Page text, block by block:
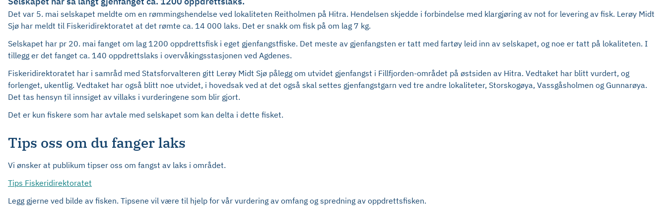
Det var 5. mai selskapet meldte om en rømmingshendelse ved lokaliteten Reitholmen på Hitra. Hendelsen skjedde i forbindelse med klargjøring av not for levering av fisk. Lerøy Midt
Sjø har meldt til Fiskeridirektoratet at det rømte ca. 14 000 laks. Det er snakk om fisk på om lag 7 kg.
Selskapet har pr 20. mai fanget om lag 1200 oppdrettsfisk i eget gjenfangstfiske. Det meste av gjenfangsten er tatt med fartøy leid inn av selskapet, og noe er tatt på lokaliteten. I
tillegg er det fanget ca. 140 oppdrettslaks i overvåkingsstasjonen ved Agdenes.
Fiskeridirektoratet har i samråd med Statsforvalteren gitt Lerøy Midt Sjø pålegg om utvidet gjenfangst i Fillfjorden-området på østsiden av Hitra. Vedtaket har blitt vurdert, og
forlenget, ukentlig. Vedtaket har også blitt noe utvidet, i hovedsak ved at det også skal settes gjenfangstgarn ved tre andre lokaliteter, Storskogøya, Vassgåsholmen og Gunnarøya.
Det tas hensyn til innsiget av villaks i vurderingene som blir gjort.
Det er kun fiskere som har avtale med selskapet som kan delta i dette fisket.
Tips oss om du fanger laks
Vi ønsker at publikum tipser oss om fangst av laks i området.
Tips Fiskeridirektoratet
Legg gjerne ved bilde av fisken. Tipsene vil være til hjelp for vår vurdering av omfang og spredning av oppdrettsfisken.